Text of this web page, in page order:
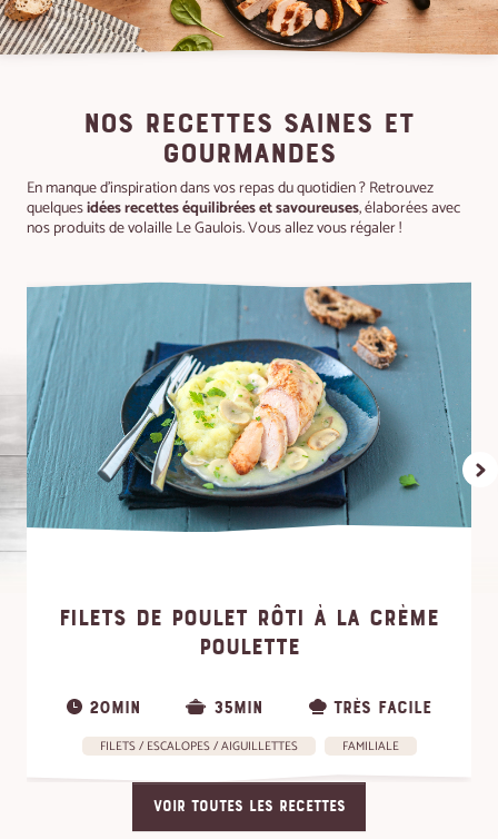
NOS RECETTES SAINES ET
GOURMANDES
En manque d'inspiration dans vos repas du quotidien ? Retrouvez
quelquesidées recettes équilibrées et savoureuses, élaborées avec
nos produits de volaille Le Gaulois. Vous allez vous régaler !
FILETS DE POULET RÔTI À LA CRÈME
POULETTE
20MIN 35MIN TRÈS FACILE
FILETS / ESCALOPES / AIGUILLETTES FAMILIALE
VOIR TOUTES LES RECETTES